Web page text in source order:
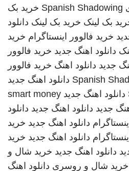
Spanish Shadowing خرید بک
بک لینک خرید بک لینک دانلود
خرید فالوور اینستاگرام خرید
دانلود اهنگ جدید خرید فالوور
جدید دانلود اهنگ خرید فالوور
Spanish دانلود اهنگ جدید
دانلود اهنگ جدید smart money
جدید دانلود اهنگ جدید دانلود
دانلود اهنگ جدید خرید
دانلود اهنگ جدید خرید
دانلود اهنگ جدید خرید شال و
خرید شال و روسری دانلود اهنگ